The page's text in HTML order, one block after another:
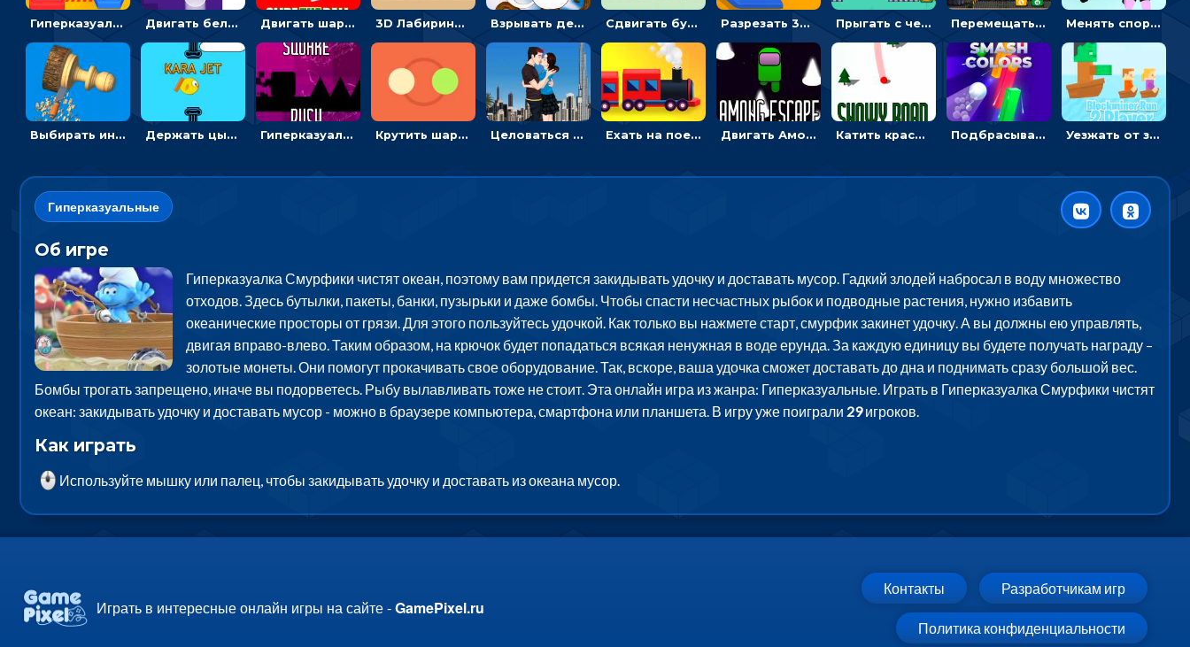
Гиперказуальные: Проводить синие линии, чтобы завоевывать города Двигать белый шарик и уходить от светящихся блоков - гиперказуальные Двигать шарик по линии, чтобы уходить от белых шипов и ловить мячи - гиперказуальные 3D Лабиринт хомяка: проходить полосу препятствий, чтобы получать вкусняшки Взрывать деревянные ящики и бочки, чтобы спасти птицу в гнезде - гиперказуальные Сдвигать булавку, чтобы высыпать цветные шарики - гиперказуальные Разрезать 3D канат, чтобы сбросить шарик и разбить башню из кубиков Прыгать с черным мячом через колья, чтобы собрать звезды Перемещать героя с корзиной или собирать мусор - гиперказуальная Менять спортсмена на строителя, чтобы бежать вперед к финишу - ИО
Выбирать инструменты, чтобы выпиливать фигуры из дерева в 3D Держать цыпленка на лету, чтобы проходить через колонны - гиперказуальные Гиперказуалка на скорость: прыгать через колья или менять сторону движения квадрата Крутить шарики, чтобы ловить цветные мячи - гиперказуальная Целоваться или отвлекать прохожих от пары - гиперказуальные Ехать на поезде, через препятствия и собирать пассажиров - для мальчиков Двигать Амонг Ас в космосе или бежать через колья - гиперказуалка Катить красный мяч по снегу между елок - гиперказуальная Подбрасывать мяч, чтобы провести через цветную преграду Уезжать от зомби и собирать камни - гиперказуалка на двоих
Гиперказуальные
Об игре
Гиперказуалка Смурфики чистят океан, поэтому вам придется закидывать удочку и доставать мусор. Гадкий злодей набросал в воду множество
отходов. Здесь бутылки, пакеты, банки, пузырьки и даже бомбы. Чтобы спасти несчастных рыбок и подводные растения, нужно избавить
океанические просторы от грязи. Для этого пользуйтесь удочкой. Как только вы нажмете старт, смурфик закинет удочку. А вы должны ею управлять,
двигая вправо-влево. Таким образом, на крючок будет попадаться всякая ненужная в воде ерунда. За каждую единицу вы будете получать награду –
золотые монеты. Они помогут прокачивать свое оборудование. Так, вскоре, ваша удочка сможет доставать до дна и поднимать сразу большой вес.
Бомбы трогать запрещено, иначе вы подорветесь. Рыбу вылавливать тоже не стоит. Эта онлайн игра из жанра: Гиперказуальные. Играть в Гиперказуалка Смурфики чистят
океан: закидывать удочку и доставать мусор - можно в браузере компьютера, смартфона или планшета. В игру уже поиграли 29игроков.
Как играть
Используйте мышку или палец, чтобы закидывать удочку и доставать из океана мусор.
Играть в интересные онлайн игры на сайте -GamePixel.ru
Контакты Разработчикам игр
Политика конфиденциальности